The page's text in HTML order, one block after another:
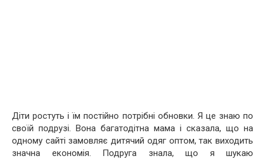
Діти ростуть і їм постійно потрібні обновки. Я це знаю по
своїй подрузі. Вона багатодітна мама і сказала, що на
одному сайті замовляє дитячий одяг оптом, так виходить
значна економія. Подруга знала, що я шукаю